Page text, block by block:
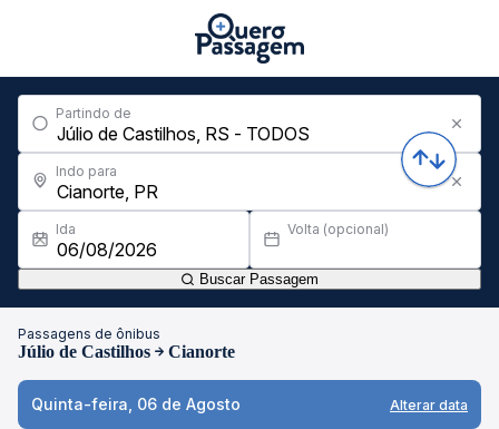
Partindo de
Indo para
Ida Volta (opcional)
Buscar Passagem
Passagens de ônibus
Júlio de Castilhos Cianorte
Quinta-feira, 06 de Agosto Alterar data